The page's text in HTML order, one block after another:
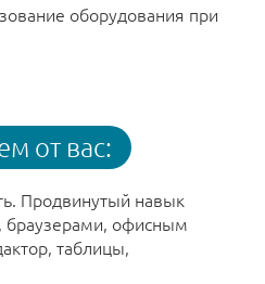
оборудования при
от вас:
Продвинутый навык
браузерами, офисным
таблицы,